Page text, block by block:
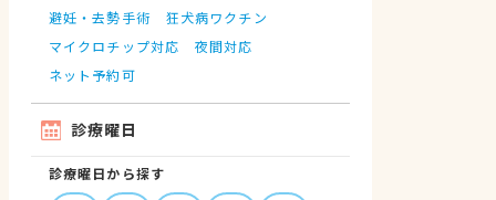
避妊・去勢手術
狂犬病ワクチン
マイクロチップ対応
夜間対応
ネット予約可
診療曜日
診療曜日から探す